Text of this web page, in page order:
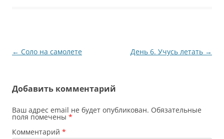
велосипедов. Парковки
Навигация
← Соло на самолете День 6. Учусь летать →
Добавить комментарий
Ваш адрес email не будет опубликован. Обязательные
поля помечены *
Комментарий *